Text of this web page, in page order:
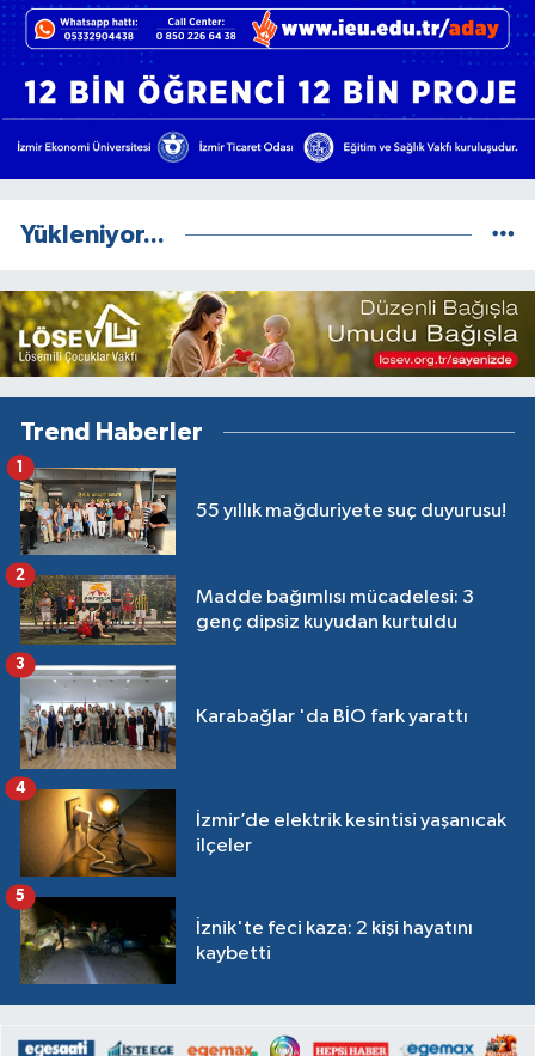
Yükleniyor...
Trend Haberler
55 yıllık mağduriyete suç duyurusu!
1
Madde bağımlısı mücadelesi: 3
genç dipsiz kuyudan kurtuldu
2
Karabağlar 'da BİO fark yarattı
3
İzmir’de elektrik kesintisi yaşanıcak
ilçeler
4
İznik'te feci kaza: 2 kişi hayatını
kaybetti
5